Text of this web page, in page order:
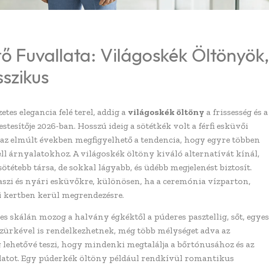
Fuvallata: Világoskék Öltönyök,
elegancia felé terel, addig a világoskék öltöny a frissesség és a
2026-ban. Hosszú ideig a sötétkék volt a férfi esküvői
elmúlt években megfigyelhető a tendencia, hogy egyre többen
árnyalatokhoz. A világoskék öltöny kiváló alternatívát kínál,
társa, de sokkal lágyabb, és üdébb megjelenést biztosít.
és nyári esküvőkre, különösen, ha a ceremónia vízparton,
kerül megrendezésre.
skálán mozog a halvány égkéktől a púderes pasztellig, sőt, egyes
is rendelkezhetnek, még több mélységet adva az
teszi, hogy mindenki megtalálja a bőrtónusához és az
Egy púderkék öltöny például rendkívül romantikus